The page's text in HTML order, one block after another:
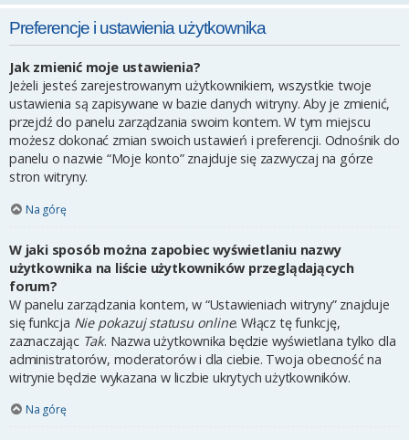
Preferencje i ustawienia użytkownika
Jak zmienić moje ustawienia?
Jeżeli jesteś zarejestrowanym użytkownikiem, wszystkie twoje
ustawienia są zapisywane w bazie danych witryny. Aby je zmienić,
przejdź do panelu zarządzania swoim kontem. W tym miejscu
możesz dokonać zmian swoich ustawień i preferencji. Odnośnik do
panelu o nazwie “Moje konto” znajduje się zazwyczaj na górze
stron witryny.
Na górę
W jaki sposób można zapobiec wyświetlaniu nazwy
użytkownika na liście użytkowników przeglądających
forum?
W panelu zarządzania kontem, w “Ustawieniach witryny” znajduje
się funkcja Nie pokazuj statusu online. Włącz tę funkcję,
zaznaczając Tak. Nazwa użytkownika będzie wyświetlana tylko dla
administratorów, moderatorów i dla ciebie. Twoja obecność na
witrynie będzie wykazana w liczbie ukrytych użytkowników.
Na górę